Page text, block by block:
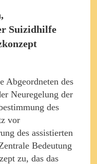
Suizidhilfe
Abgeordneten des
Neuregelung der
des
vor
des assistierten
Bedeutung
zu, das das